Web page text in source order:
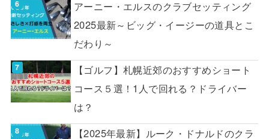
アーニー・エルスのクラブセッティング
2025最新～ビッグ・イージーの道具とこ
だわり～
【ゴルフ】札幌近郊のおすすめショート
コース５選！1人で回れる？ドライバー
は？
【2025年最新】ルーク・ドナルドのクラ